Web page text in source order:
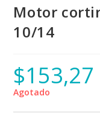
Motor
10/14
$153,27
Agotado